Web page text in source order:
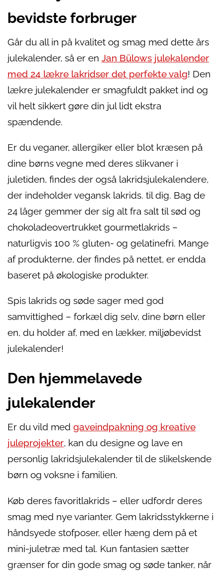
bevidste forbruger
Går du all in på kvalitet og smag med dette års
julekalender, så er en Jan Bülows julekalender
med 24 lækre lakridser det perfekte valg! Den
lækre julekalender er smagfuldt pakket ind og
vil helt sikkert gøre din jul lidt ekstra
spændende.
Er du veganer, allergiker eller blot kræsen på
dine børns vegne med deres slikvaner i
juletiden, findes der også lakridsjulekalendere,
der indeholder vegansk lakrids. til dig. Bag de
24 låger gemmer der sig alt fra salt til sød og
chokoladeovertrukket gourmetlakrids –
naturligvis 100 % gluten- og gelatinefri. Mange
af produkterne, der findes på nettet, er endda
baseret på økologiske produkter.
Spis lakrids og søde sager med god
samvittighed – forkæl dig selv, dine børn eller
en, du holder af, med en lækker, miljøbevidst
julekalender!
Den hjemmelavede
julekalender
Er du vild med gaveindpakning og kreative
juleprojekter, kan du designe og lave en
personlig lakridsjulekalender til de slikelskende
børn og voksne i familien.
Køb deres favoritlakrids – eller udfordr deres
smag med nye varianter. Gem lakridsstykkerne i
håndsyede stofposer, eller hæng dem på et
mini-juletræ med tal. Kun fantasien sætter
grænser for din gode smag og søde tanker, når